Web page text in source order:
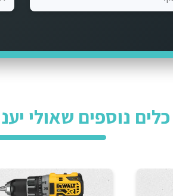
כלים נוספים שאולי